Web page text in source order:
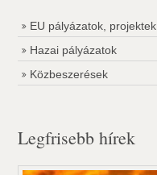
EU pályázatok, projektek
Hazai pályázatok
Közbeszerések
Legfrisebb hírek